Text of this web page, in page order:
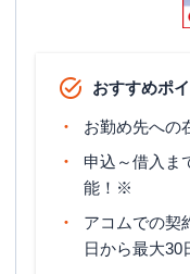
おすすめポ
お勤め先への
申込～借入ま
能！※
アコムでの契
日から最大30